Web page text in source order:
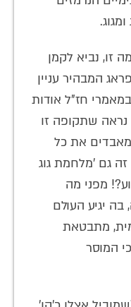
זו, נביא לקמן
המבהיר עניין
חז"ל אודות
שתקופה זו
מאבדים את כל
זה גם 'מלחמת גוג
מפני מה
יגיע העולם
מתבטאת
המוסר